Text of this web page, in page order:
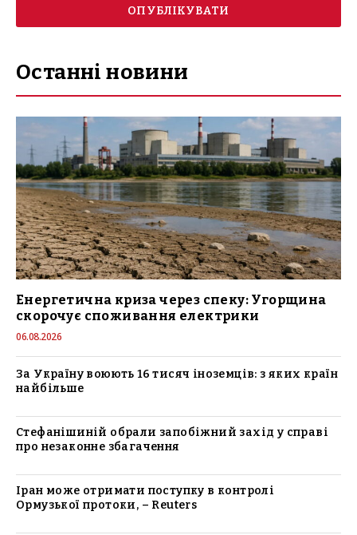
Останні новини
Енергетична криза через спеку: Угорщина
скорочує споживання електрики
06.08.2026
За Україну воюють 16 тисяч іноземців: з яких країн
найбільше
Стефанішиній обрали запобіжний захід у справі
про незаконне збагачення
Іран може отримати поступку в контролі
Ормузької протоки, – Reuters